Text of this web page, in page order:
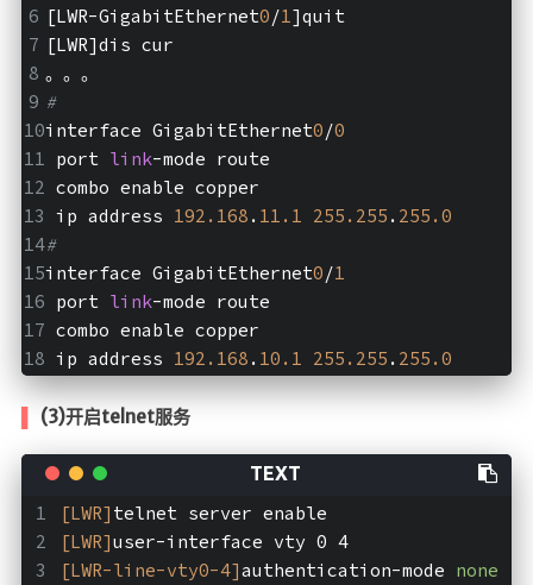
[LWR-GigabitEthernet0 /1 ]quit
[LWR]dis cur
。。。
#
interface GigabitEthernet0 /0
port link-mode route
combo enable copper
ip address 192.168 . 11.1 255.255 . 255.0
#
interface GigabitEthernet0 /1
port link-mode route
combo enable copper
ip address 192.168 . 10.1 255.255 . 255.0
(3)开启telnet服务
[LWR] telnet server enable
[LWR]user-interface vty 0 4
[LWR-line-vty0-4]authentication-mode none